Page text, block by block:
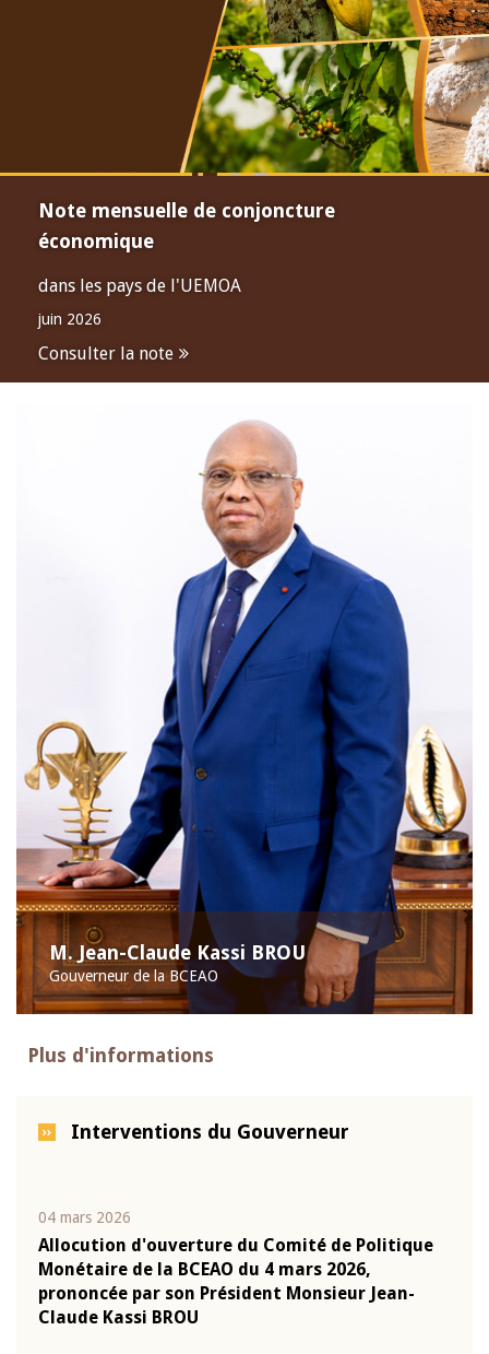
Note mensuelle de conjoncture
économique
dans les pays de l'UEMOA
juin 2026
Consulter la note
M. Jean-Claude Kassi BROU
Gouverneur de la BCEAO
Plus d'informations
Interventions du Gouverneur
04 mars 2026
Allocution d'ouverture du Comité de Politique
Monétaire de la BCEAO du 4 mars 2026,
prononcée par son Président Monsieur Jean-
Claude Kassi BROU